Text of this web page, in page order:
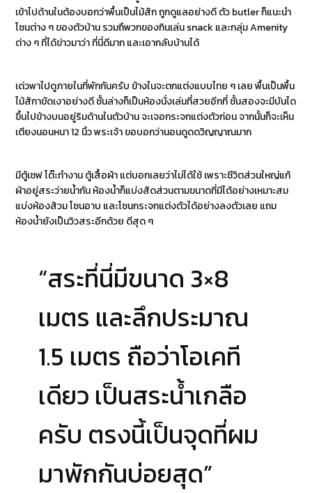
เข้าไปด้านในต้องบอกว่าพื้นเป็นไม้สัก ถูกดูแลอย่างดี ตัว butler ก็แนะนำ
โซนต่าง ๆ ของตัวบ้าน รวมถึพวกของกินเล่น snack และกลุ่ม Amenity
ต่าง ๆ ที่ได้ข่าวมาว่า ที่นี่ดีมาก และเอากลับบ้านได้
เด่วพาไปดูภายในที่พักกันครับ ข้างในจะตกแต่งแบบไทย ๆ เลย พื้นเป็นพื้น
ไม้สักาขัดเงาอย่างดี ชั้นล่างก็เป็นห้องนั่งเล่นที่สวยอีกที่ ชั้นสองจะมีบันได
ขึ้นไปข้างบนอยู่ริมด้านในตัวบ้าน จะเจอกระจกแต่งตัวก่อน จากนั้นก็จะเห็น
เตียงนอนหนา 12 นิ้ว พระเจ้า ขอบอกว่านอนดูดดวิญญาณมาก
มีตู้เซฟ โต๊ะทำงาน ตู้เสื้อผ้า แต่บอกเลยว่าไม่ได้ใช้ เพราะชีวิตส่วนใหญ่แก้
ผ้าอยู่สระว่ายน้ำกัน ห้องน้ำก็แบ่งสัดส่วนตามขนาดที่มีได้อย่างเหมาะสม
แบ่งห้องส้วม โซนอาบ และโซนกระจกแต่งตัวได้อย่างลงตัวเลย แถม
ห้องน้ำยังเป็นวิวสระอีกด้วย ดีสุด ๆ
“สระที่นี่มีขนาด 3×8
เมตร และลึกประมาณ
1.5 เมตร ถือว่าโอเคที
เดียว เป็นสระน้ำเกลือ
ครับ ตรงนี้เป็นจุดที่ผม
มาพักกันบ่อยสุด”